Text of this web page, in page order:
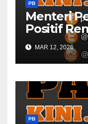
PB
Menteri
Positif
Sawah
Barat
MAR 12, 2026
PB